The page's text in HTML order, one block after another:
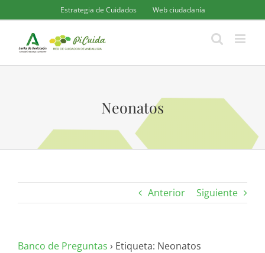
al
contenido
Estrategia de Cuidados Web ciudadanía
Neonatos
Anterior Siguiente
Banco de Preguntas › Etiqueta: Neonatos